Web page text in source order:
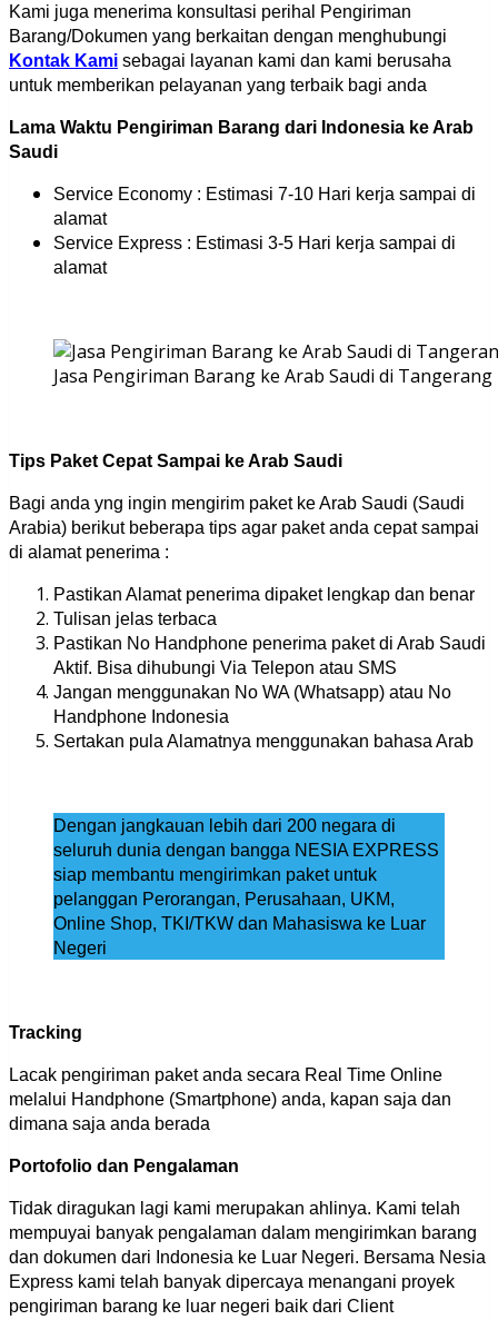
Kami juga menerima konsultasi perihal Pengiriman
Barang/Dokumen yang berkaitan dengan menghubungi
Kontak Kami sebagai layanan kami dan kami berusaha
untuk memberikan pelayanan yang terbaik bagi anda
Lama Waktu Pengiriman Barang dari Indonesia ke Arab
Saudi
Service Economy : Estimasi 7-10 Hari kerja sampai di
alamat
Service Express : Estimasi 3-5 Hari kerja sampai di
alamat
Jasa Pengiriman Barang ke Arab Saudi di Tangerang
Tips Paket Cepat Sampai ke Arab Saudi
Bagi anda yng ingin mengirim paket ke Arab Saudi (Saudi
Arabia) berikut beberapa tips agar paket anda cepat sampai
di alamat penerima :
Pastikan Alamat penerima dipaket lengkap dan benar
Tulisan jelas terbaca
Pastikan No Handphone penerima paket di Arab Saudi
Aktif. Bisa dihubungi Via Telepon atau SMS
Jangan menggunakan No WA (Whatsapp) atau No
Handphone Indonesia
Sertakan pula Alamatnya menggunakan bahasa Arab
Dengan jangkauan lebih dari 200 negara di
seluruh dunia dengan bangga NESIA EXPRESS
siap membantu mengirimkan paket untuk
pelanggan Perorangan, Perusahaan, UKM,
Online Shop, TKI/TKW dan Mahasiswa ke Luar
Negeri
Tracking
Lacak pengiriman paket anda secara Real Time Online
melalui Handphone (Smartphone) anda, kapan saja dan
dimana saja anda berada
Portofolio dan Pengalaman
Tidak diragukan lagi kami merupakan ahlinya. Kami telah
mempuyai banyak pengalaman dalam mengirimkan barang
dan dokumen dari Indonesia ke Luar Negeri. Bersama Nesia
Express kami telah banyak dipercaya menangani proyek
pengiriman barang ke luar negeri baik dari Client